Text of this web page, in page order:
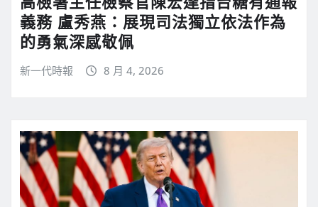
義務 盧秀燕：展現司法獨立依法作為
的勇氣深感敬佩
新一代時報 8 月 4, 2026